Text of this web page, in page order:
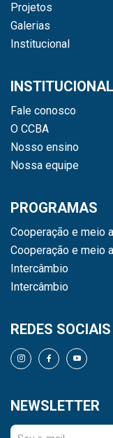
Projetos
Galerias
Institucional
INSTITUCIONAL
Fale conosco
O CCBA
Nosso ensino
Nossa equipe
PROGRAMAS
Cooperação e meio
Cooperação e meio
Intercâmbio
Intercâmbio
REDES SOCIAIS
NEWSLETTER